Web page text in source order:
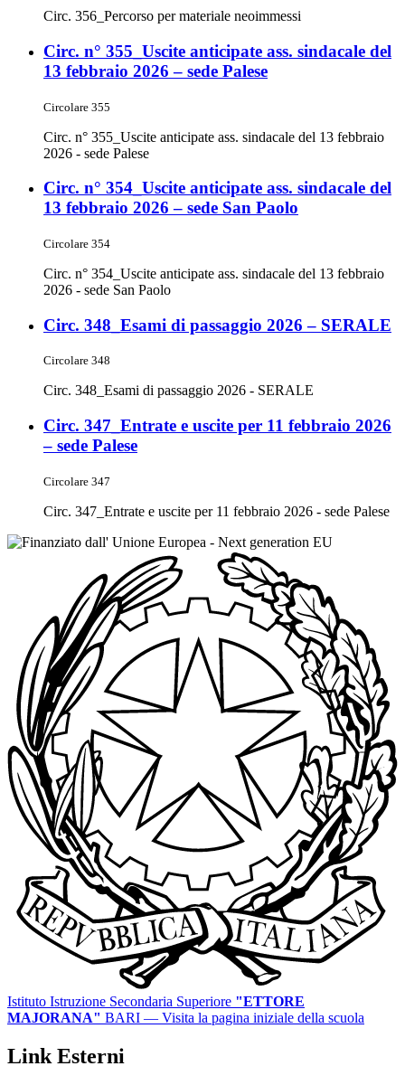
Circ. 356_Percorso per materiale neoimmessi
Circ. n° 355_Uscite anticipate ass. sindacale del
13 febbraio 2026 – sede Palese
Circolare 355
Circ. n° 355_Uscite anticipate ass. sindacale del 13 febbraio
2026 - sede Palese
Circ. n° 354_Uscite anticipate ass. sindacale del
13 febbraio 2026 – sede San Paolo
Circolare 354
Circ. n° 354_Uscite anticipate ass. sindacale del 13 febbraio
2026 - sede San Paolo
Circ. 348_Esami di passaggio 2026 – SERALE
Circolare 348
Circ. 348_Esami di passaggio 2026 - SERALE
Circ. 347_Entrate e uscite per 11 febbraio 2026
– sede Palese
Circolare 347
Circ. 347_Entrate e uscite per 11 febbraio 2026 - sede Palese
Istituto Istruzione Secondaria Superiore "ETTORE
MAJORANA" BARI — Visita la pagina iniziale della scuola
Link Esterni